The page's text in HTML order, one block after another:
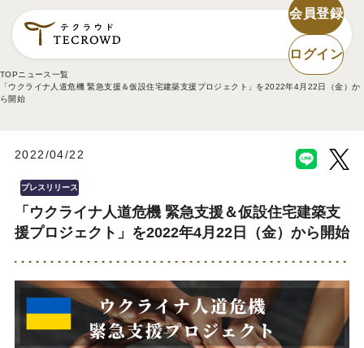
会員登録
ログイン
TOP ニュース一覧
「ウクライナ⼈道危機 緊急⽀援＆仮設住宅建築⽀援プロジェクト」を2022年4月22日（金）か
ら開始
2022/04/22
プレスリリース
「ウクライナ⼈道危機 緊急⽀援＆仮設住宅建築⽀
援プロジェクト」を2022年4月22日（金）から開始